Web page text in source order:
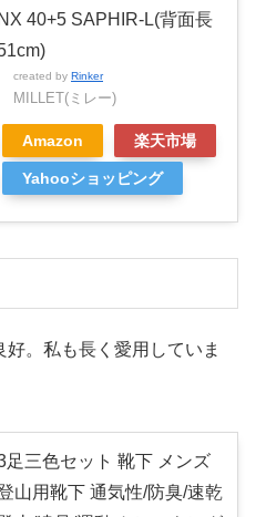
NX 40+5 SAPHIR-L(背面長
created by Rinker
MILLET(ミレー)
Amazon 楽天市場
Yahooショッピング
。私も長く愛用していま
足三色セット 靴下 メンズ
山用靴下 通気性/防臭/速乾